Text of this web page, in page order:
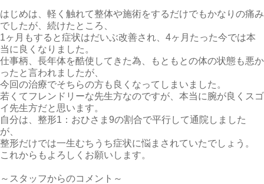
はじめは、軽く触れて整体や施術をするだけでもかなりの痛み
でしたが、続けたところ、
1ヶ月もすると症状はだいぶ改善され、4ヶ月たった今では本
当に良くなりました。
仕事柄、長年体を酷使してきた為、もともとの体の状態も悪か
ったと言われましたが、
今回の治療でそちらの方も良くなってしまいました。
若くてフレンドリーな先生方なのですが、本当に腕が良くスゴ
イ先生方だと思います。
自分は、整形1：おひさま9の割合で平行して通院しました
が、
整形だけでは一生むちうち症状に悩まされていたでしょう。
これからもよろしくお願いします。
～スタッフからのコメント～